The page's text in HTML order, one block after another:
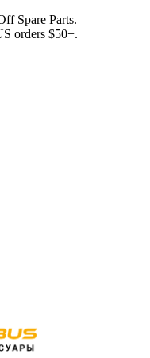
Spare Parts.
orders $50+.